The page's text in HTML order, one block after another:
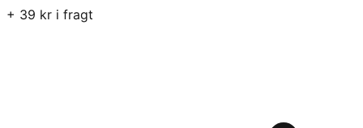
+ 39 kr i fragt